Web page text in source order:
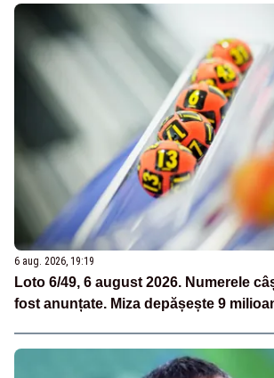
6 aug. 2026, 19:19
Loto 6/49, 6 august 2026. Numerele
fost anunțate. Miza depășește 9